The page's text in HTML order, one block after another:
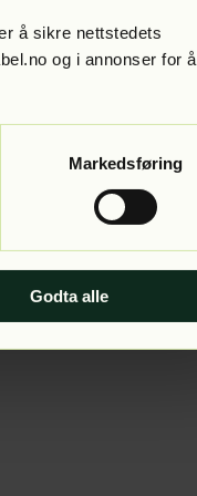
å sikre nettstedets
og i annonser for å
Markedsføring
Godta alle